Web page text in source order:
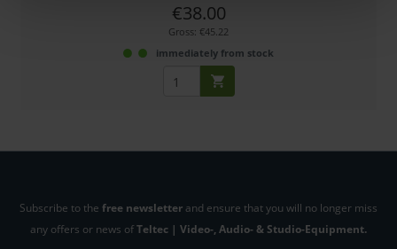
€38.00
Gross: €45.22
immediately from stock
Subscribe to the free newsletter and ensure that you will no longer miss
any offers or news ofTeltec | Video-, Audio- & Studio-Equipment.